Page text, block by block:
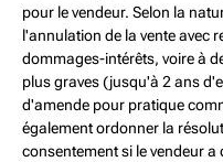
pour le vendeur. Selon la
l'annulation de la vente avec
dommages-intérêts, voire à
plus graves (jusqu'à 2 ans
d'amende pour pratique
également ordonner la
consentement si le vendeur